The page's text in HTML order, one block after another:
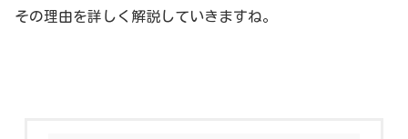
その理由を詳しく解説していきますね。